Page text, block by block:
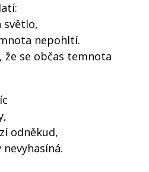
světlo,
nepohltí.
že se občas temnota
odněkud,